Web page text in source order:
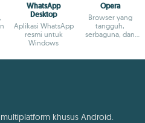
WhatsApp
Desktop
Aplikasi WhatsApp
resmi untuk
Windows
Opera
Browser yang
tangguh,
serbaguna, dan
khusus Android.